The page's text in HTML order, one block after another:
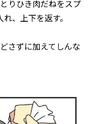
りひき肉だねをスプ
、上下を返す。
さずに加えてしんな